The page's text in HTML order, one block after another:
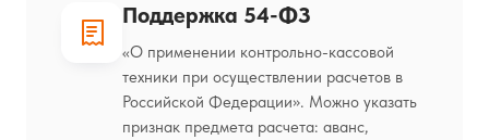
Поддержка 54-ФЗ
«О применении контрольно-кассовой
техники при осуществлении расчетов в
Российской Федерации». Можно указать
признак предмета расчета: аванс,